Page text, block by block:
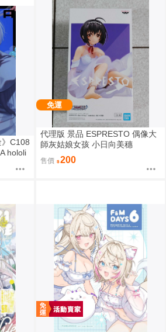
》C108
hololi
免運
代理版 景品 ESPRESTO 偶像大
師灰姑娘女孩 小日向美穗
售價 200